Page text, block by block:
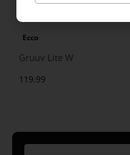
Ecco
Gruuv Lite W
119.99